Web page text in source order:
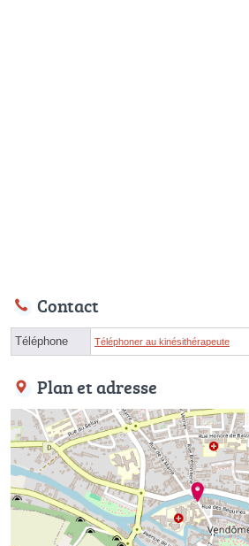
Contact
Téléphone Téléphoner au kinésithérapeute
Plan et adresse